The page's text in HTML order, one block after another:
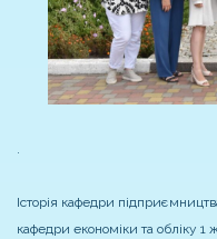
.
Історія кафедри
кафедри економіки та обліку 1